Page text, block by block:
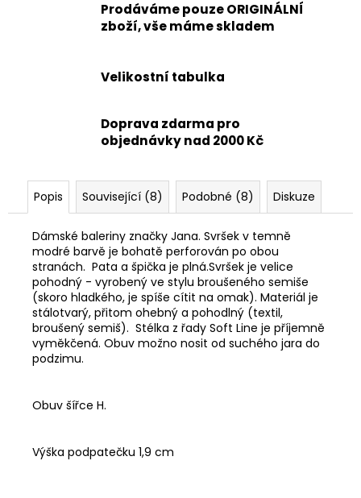
Prodáváme pouze ORIGINÁLNÍ
zboží, vše máme skladem
Velikostní tabulka
Doprava zdarma pro
objednávky nad 2000 Kč
Popis Související (8) Podobné (8) Diskuze
Dámské baleriny značky Jana. Svršek v temně
modré barvě je bohatě perforován po obou
stranách. Pata a špička je plná.Svršek je velice
pohodný - vyrobený ve stylu broušeného semiše
(skoro hladkého, je spíše cítit na omak). Materiál je
stálotvarý, přitom ohebný a pohodlný (textil,
broušený semiš). Stélka z řady Soft Line je příjemně
vyměkčená. Obuv možno nosit od suchého jara do
podzimu.
Obuv šířce H.
Výška podpatečku 1,9 cm